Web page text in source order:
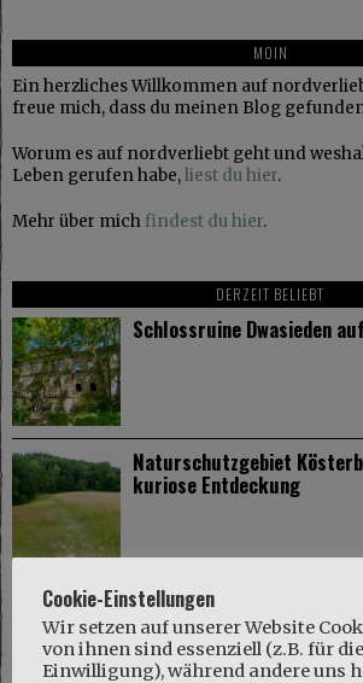
MOIN
Ein herzliches Willkommen auf
freue mich, dass du meinen Blog
Worum es auf nordverliebt geht und
Leben gerufen habe,liest du hier.
Mehr über michfindest du hier.
DERZEIT BELIEBT
Schlossruine Dwasieden
Naturschutzgebiet
kuriose Entdeckung
Wismar: Hansestadt mit
Flair
Cookie-Einstellungen
Wir setzen auf unserer Website
von ihnen sind essenziell (z.B. für
Einwilligung), während andere uns